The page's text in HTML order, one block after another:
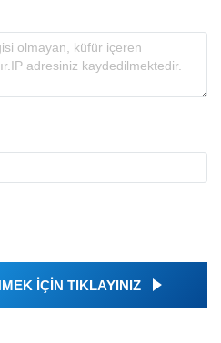
İÇİN TIKLAYINIZ